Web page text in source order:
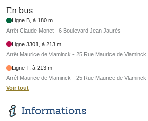
En bus
Ligne B, à 180 m
Arrêt Claude Monet - 6 Boulevard Jean Jaurès
Ligne 3301, à 213 m
Arrêt Maurice de Vlaminck - 25 Rue Maurice de Vlaminck
Ligne T, à 213 m
Arrêt Maurice de Vlaminck - 25 Rue Maurice de Vlaminck
Voir tout
Informations